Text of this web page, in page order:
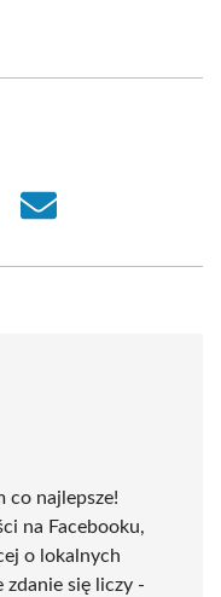
Share
co najlepsze!
na Facebooku,
o lokalnych
się liczy -